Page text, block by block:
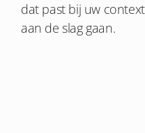
dat past bij uw
aan de slag gaan.